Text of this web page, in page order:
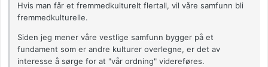
Hvis man får et fremmedkulturelt flertall, vil våre samfunn bli
fremmedkulturelle.
Siden jeg mener våre vestlige samfunn bygger på et
fundament som er andre kulturer overlegne, er det av
interesse å sørge for at "vår ordning" videreføres.